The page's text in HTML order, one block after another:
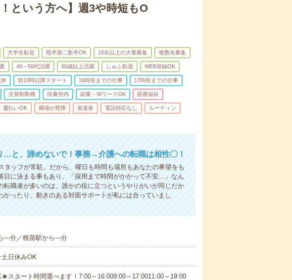
という方へ】週3や時短もO
大学生歓迎 既卒第二新卒OK 10名以上の大量募集 複数名募集
40～50代活躍 60歳以上活躍 しゅふ歓迎 WEB登録OK
朝10時以降スタート 16時前までの仕事 17時前までの仕事
交替制勤務 扶養控内 副業・WワークOK 医療福祉
週払いOK 職場が禁煙 派遣多 電話対応なし ルーティン
…と、諦めないで！事務→介護への転職は相性〇！
ッフが常駐。だから、曜日も時間も場所もあなたの希望をも
日に決まる事もあり、「採用まで時間がかかって不安…」なん
職者が多いのは、誰かの役に立つというやりがいが同じだか
ったり、動きのある対面サポートが私には合っていまし
---分／植苗駅から---分
日休みOK
スタート時間選べます！7:00～16:009:00～17:0011:00～19:00